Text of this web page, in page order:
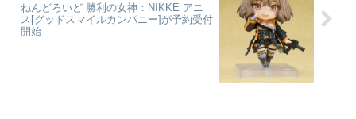
ねんどろいど 勝利の女神：NIKKE アニ
ス[グッドスマイルカンパニー]が予約受付
開始